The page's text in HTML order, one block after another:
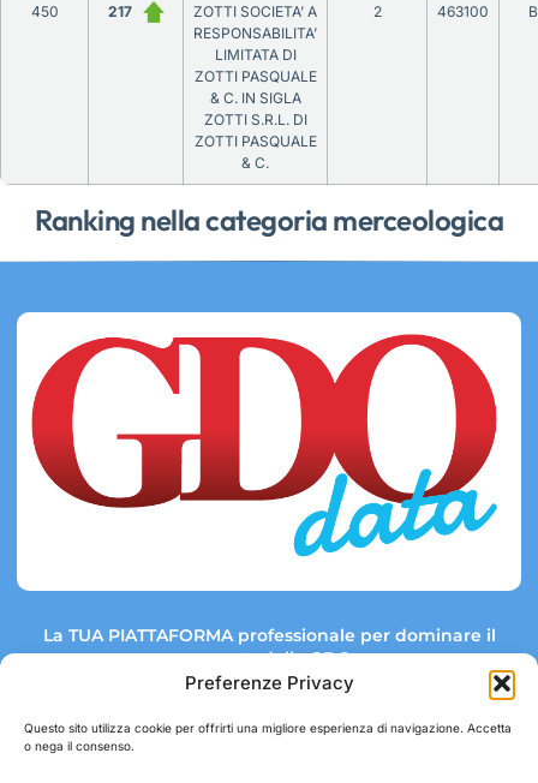
Preferenze Privacy
Questo sito utilizza cookie per offrirti una migliore esperienza di navigazione. Accetta
o nega il consenso.
Ranking nella categoria merceologica
450 217
ZOTTI SOCIETA’ A
RESPONSABILITA’
LIMITATA DI
ZOTTI PASQUALE
& C. IN SIGLA
ZOTTI S.R.L. DI
ZOTTI PASQUALE
& C.
2 463100
La TUA PIATTAFORMA professionale per dominare il
mercato della GDO.
Link rapidi: